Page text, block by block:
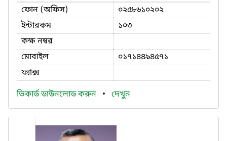
ফোন (অফিস)
০২৫৮৬১০২০২
ইন্টারকম
১০৩
কক্ষ নম্বর
মোবাইল
০১৭১৪৪৯৪৫৭১
ফ্যাক্স
ভিকার্ড ডাউনলোড করুন • দেখুন